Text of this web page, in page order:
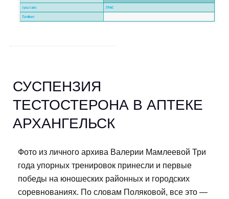
СУСПЕНЗИЯ
ТЕСТОСТЕРОНА В АПТЕКЕ
АРХАНГЕЛЬСК
Фото из личного архива Валерии Мамлеевой Три
года упорных тренировок принесли и первые
победы на юношеских районных и городских
соревнованиях. По словам Поляковой, все это —